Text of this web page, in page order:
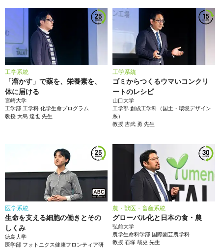
工学系統
「溶かす」で薬を、栄養素を、
体に届ける
宮崎大学
工学部 工学科 化学生命プログラム
教授 大島 達也先生
工学系統
ゴミからつくるウマいコンクリ
ートのレシピ
山口大学
工学部 創成工学科（国土・環境デザイン
系）
教授 吉武 勇 先生
医学系統
生命を支える細胞の働きとその
しくみ
徳島大学
医学部 フォトニクス健康フロンティア研
農・獣医・畜産系統
グローバル化と日本の食・農
弘前大学
農学生命科学部 国際園芸農学科
教授 石塚 哉史 先生